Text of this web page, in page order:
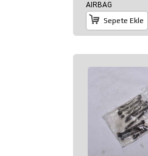
AIRBAG
Sepete Ekle